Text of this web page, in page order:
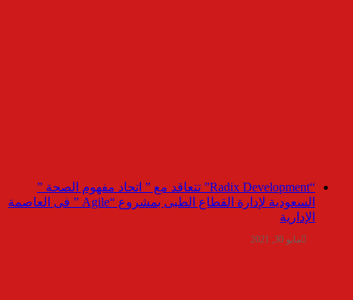
“Radix Development” تتعاقد مع ” اتحاد مفهوم الصحة ”
السعودية لإدارة القطاع الطبى بمشروع “Agile ” فى العاصمة
الإدارية
مايو 30, 2021